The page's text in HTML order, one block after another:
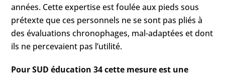
années. Cette expertise est foulée aux pieds sous
prétexte que ces personnels ne se sont pas pliés à
des évaluations chronophages, mal-adaptées et dont
ils ne percevaient pas l’utilité.
Pour SUD éducation 34 cette mesure est une